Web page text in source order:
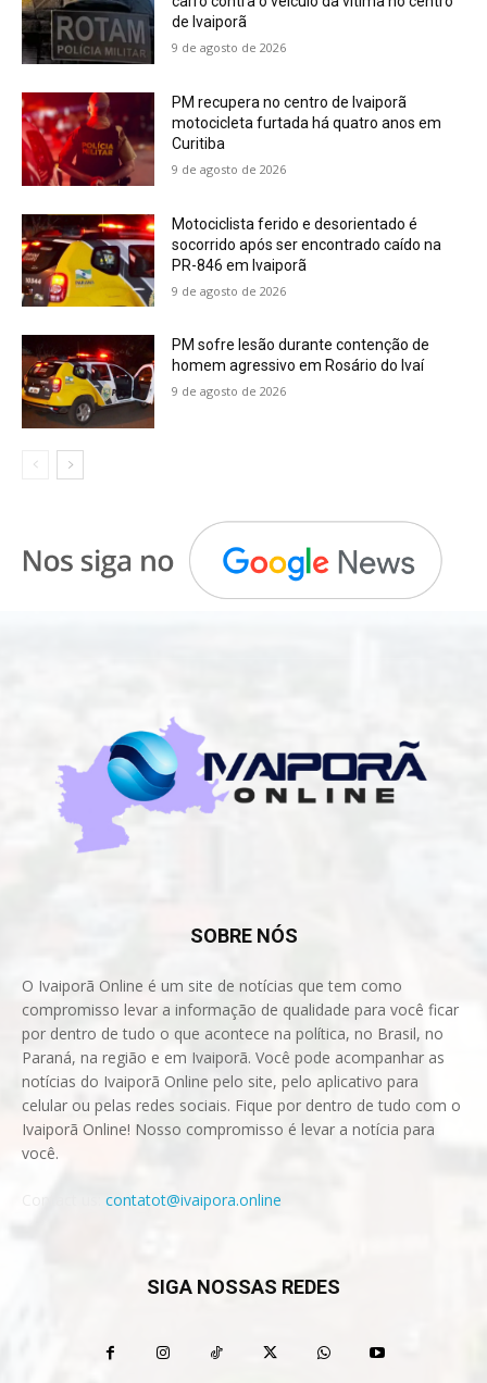
de Ivaiporã
9 de agosto de 2026
PM recupera no centro de Ivaiporã
motocicleta furtada há quatro anos em
Curitiba
9 de agosto de 2026
Motociclista ferido e desorientado é
socorrido após ser encontrado caído na
PR-846 em Ivaiporã
9 de agosto de 2026
PM sofre lesão durante contenção de
homem agressivo em Rosário do Ivaí
9 de agosto de 2026
SOBRE NÓS
O Ivaiporã Online é um site de notícias que tem como
compromisso levar a informação de qualidade para você ficar
por dentro de tudo o que acontece na política, no Brasil, no
Paraná, na região e em Ivaiporã. Você pode acompanhar as
notícias do Ivaiporã Online pelo site, pelo aplicativo para
celular ou pelas redes sociais. Fique por dentro de tudo com o
Ivaiporã Online! Nosso compromisso é levar a notícia para
você.
contatot@ivaipora.online
SIGA NOSSAS REDES